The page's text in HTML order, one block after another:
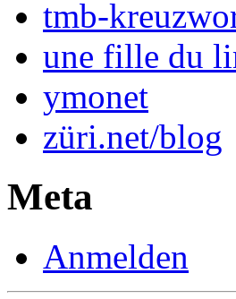
tmb-
une fille du
ymonet
züri.net/blog
Meta
Anmelden